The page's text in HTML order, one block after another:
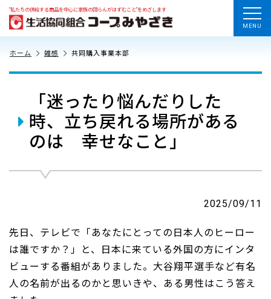
“私たちの供給する商品を中心に家族の団らんがはずむこと”をめざします
MENU
ホーム 雑感 共同購入事業本部
「迷ったり悩んだりした
時、立ち戻れる場所がある
のは 幸せなこと」
2025/09/11
先日、テレビで「あなたにとっての日本人のヒーロー
は誰ですか？」と、日本に来ている外国の方にインタ
ビューする番組がありました。大谷翔平選手など有名
人の名前が出るのかと思いきや、ある男性はこう答え